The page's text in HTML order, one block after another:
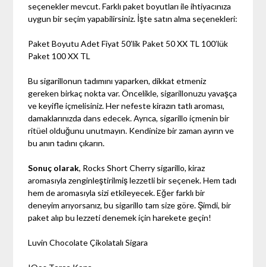
seçenekler mevcut. Farklı paket boyutları ile ihtiyacınıza
uygun bir seçim yapabilirsiniz. İşte satın alma seçenekleri:
Paket Boyutu Adet Fiyat 50’lik Paket 50 XX TL 100’lük
Paket 100 XX TL
Bu sigarillonun tadımını yaparken, dikkat etmeniz
gereken birkaç nokta var. Öncelikle, sigarillonuzu yavaşça
ve keyifle içmelisiniz. Her nefeste kirazın tatlı aroması,
damaklarınızda dans edecek. Ayrıca, sigarillo içmenin bir
ritüel olduğunu unutmayın. Kendinize bir zaman ayırın ve
bu anın tadını çıkarın.
Sonuç olarak, Rocks Short Cherry sigarillo, kiraz
aromasıyla zenginleştirilmiş lezzetli bir seçenek. Hem tadı
hem de aromasıyla sizi etkileyecek. Eğer farklı bir
deneyim arıyorsanız, bu sigarillo tam size göre. Şimdi, bir
paket alıp bu lezzeti denemek için harekete geçin!
Luvin Chocolate Çikolatalı Sigara